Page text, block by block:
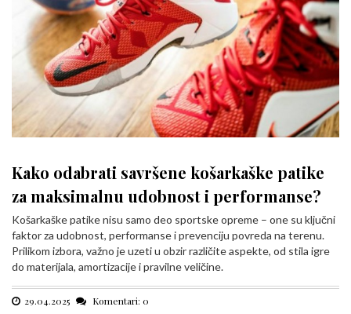
Kako odabrati savršene košarkaške patike
za maksimalnu udobnost i performanse?
Košarkaške patike nisu samo deo sportske opreme – one su ključni
faktor za udobnost, performanse i prevenciju povreda na terenu.
Prilikom izbora, važno je uzeti u obzir različite aspekte, od stila igre
do materijala, amortizacije i pravilne veličine.
29.04.2025 Komentari: 0